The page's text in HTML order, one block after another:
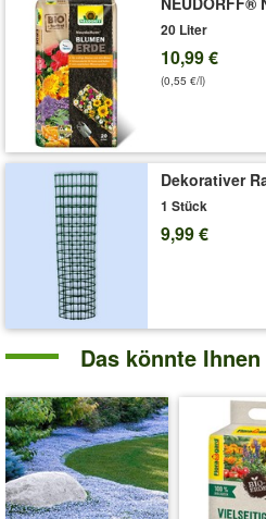
20 Liter
10,99 €
(0,55 €/l)
Dekorativer
1 Stück
9,99 €
Das könnte